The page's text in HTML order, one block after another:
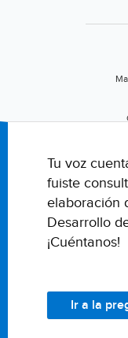
Tu voz
fuiste
elaboración
Desarrollo
¡Cuéntanos!
Ir a la